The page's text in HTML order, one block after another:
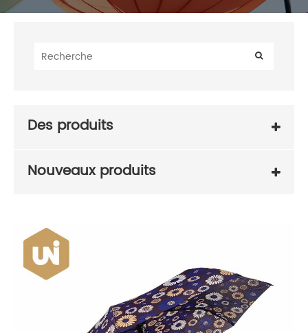
Des produits
Nouveaux produits